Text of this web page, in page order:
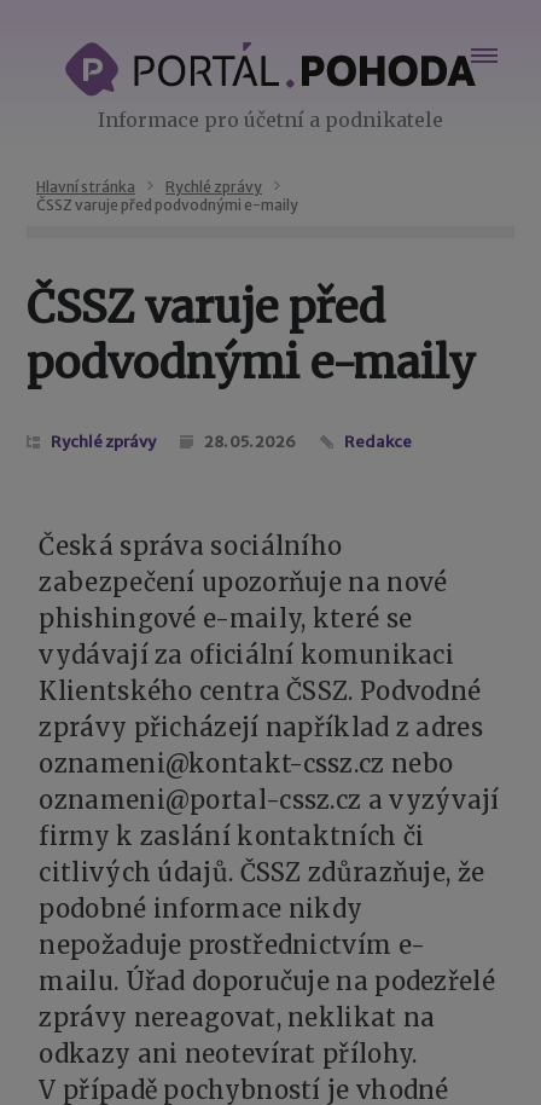
Informace pro účetní a podnikatele
Hlavní stránka
Rychlé zprávy
ČSSZ varuje před podvodnými e-maily
ČSSZ varuje před
podvodnými e-maily
Rychlé zprávy 28. 05. 2026 Redakce
Česká správa sociálního
zabezpečení upozorňuje na nové
phishingové e-maily, které se
vydávají za oficiální komunikaci
Klientského centra ČSSZ. Podvodné
zprávy přicházejí například z adres
oznameni@kontakt-cssz.cz nebo
oznameni@portal-cssz.cz a vyzývají
firmy k zaslání kontaktních či
citlivých údajů. ČSSZ zdůrazňuje, že
podobné informace nikdy
nepožaduje prostřednictvím e-
mailu. Úřad doporučuje na podezřelé
zprávy nereagovat, neklikat na
odkazy ani neotevírat přílohy.
V případě pochybností je vhodné